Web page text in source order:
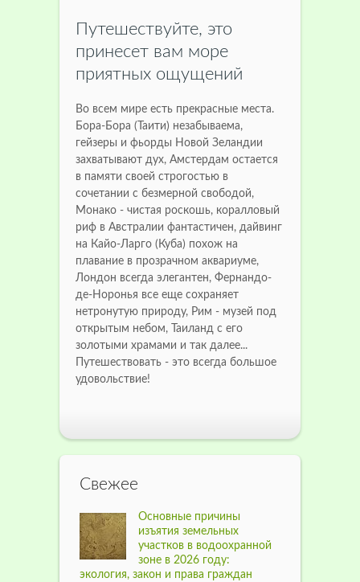
Путешествуйте, это
принесет вам море
приятных ощущений
Во всем мире есть прекрасные места.
Бора-Бора (Таити) незабываема,
гейзеры и фьорды Новой Зеландии
захватывают дух, Амстердам остается
в памяти своей строгостью в
сочетании с безмерной свободой,
Монако - чистая роскошь, коралловый
риф в Австралии фантастичен, дайвинг
на Кайо-Ларго (Куба) похож на
плавание в прозрачном аквариуме,
Лондон всегда элегантен, Фернандо-
де-Норонья все еще сохраняет
нетронутую природу, Рим - музей под
открытым небом, Таиланд с его
золотыми храмами и так далее...
Путешествовать - это всегда большое
удовольствие!
Свежее
Основные причины
изъятия земельных
участков в водоохранной
зоне в 2026 году:
экология, закон и права граждан